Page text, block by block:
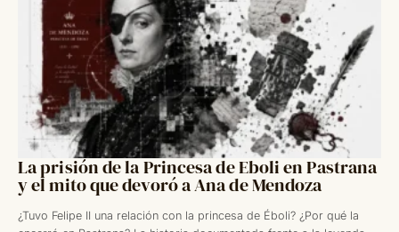
La prisión de la Princesa de Eboli en Pastrana
y el mito que devoró a Ana de Mendoza
¿Tuvo Felipe II una relación con la princesa de Éboli? ¿Por qué la